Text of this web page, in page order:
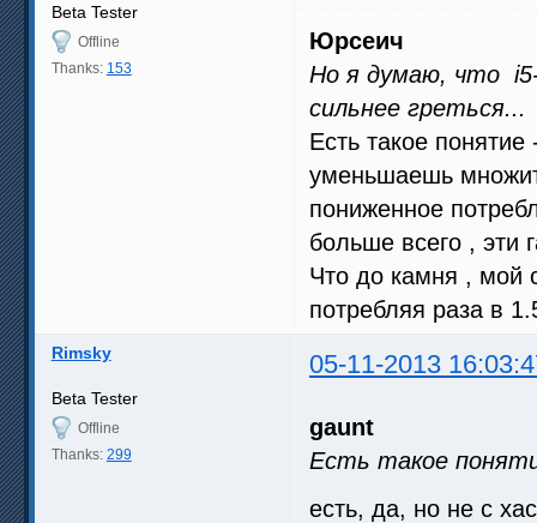
Beta Tester
Offline
Thanks: 153
Юрсеич
Но я думаю, что i5-
сильнее греться...
Есть такое
уменьшаешь
пониженное
больше всего , эти
Что до камня , мой
потребляя раза в
Rimsky 05-11-2013
Beta Tester
Offline
Thanks: 299
gaunt
Есть такое
есть, да, но не с